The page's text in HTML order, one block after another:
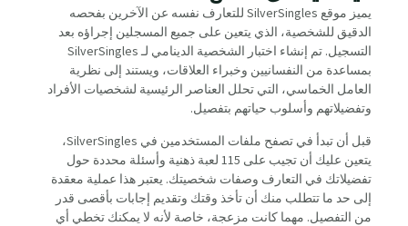
يميز موقع SilverSingles للتعارف نفسه عن الآخرين بفحصه
الدقيق للشخصية، الذي يتعين على جميع المسجلين إجراؤه بعد
التسجيل. تم إنشاء اختبار الشخصية الدينامي لـ SilverSingles
بمساعدة من النفسانيين وخبراء العلاقات، ويستند إلى نظرية
العامل الخماسي، التي تحلل العناصر الرئيسية لشخصيات الأفراد
وتفضيلاتهم وأسلوب حياتهم بتفصيل.
قبل أن تبدأ في تصفح ملفات المستخدمين في SilverSingles،
يتعين عليك أن تجيب على 115 لعبة ذهنية وأسئلة محددة حول
تفضيلاتك في التعارف وصفات شخصيتك. يعتبر هذا عملية معقدة
إلى حد ما تتطلب منك أن تأخذ وقتك وتقديم إجابات بأقصى قدر
من التفصيل. مهما كانت مزعجة، خاصة لأنه لا يمكنك تخطي أي